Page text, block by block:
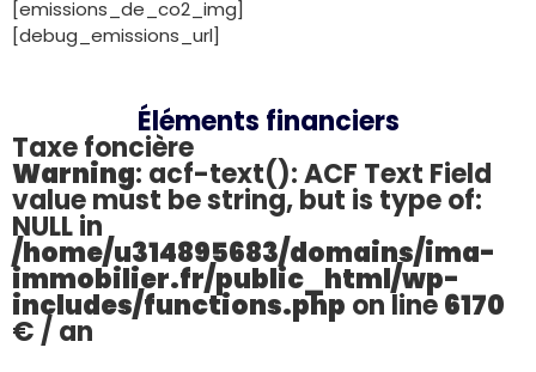
[emissions_de_co2_img]
[debug_emissions_url]
Éléments financiers
Taxe foncière
Warning: acf-text(): ACF Text Field
value must be string, but is type of:
NULL in
/home/u314895683/domains/ima-
immobilier.fr/public_html/wp-
includes/functions.php on line6170
€ / an